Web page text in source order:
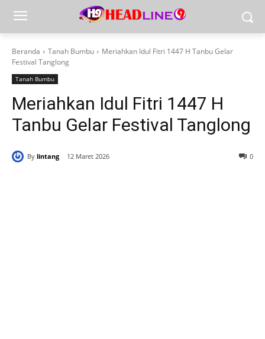
Beranda Tanah Bumbu
Meriahkan Idul Fitri 1447 H Tanbu Gelar
Festival Tanglong
Tanah Bumbu
Meriahkan Idul Fitri 1447 H
Tanbu Gelar Festival Tanglong
By lintang 12 Maret 2026 0